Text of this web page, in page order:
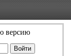
версию